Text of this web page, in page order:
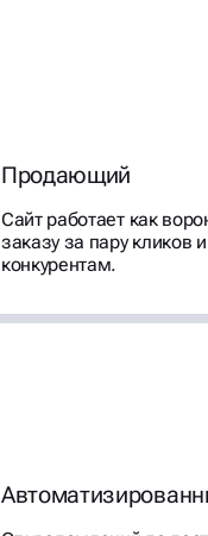
Продающий
Сайт работает как
заказу за пару кликов
конкурентам.